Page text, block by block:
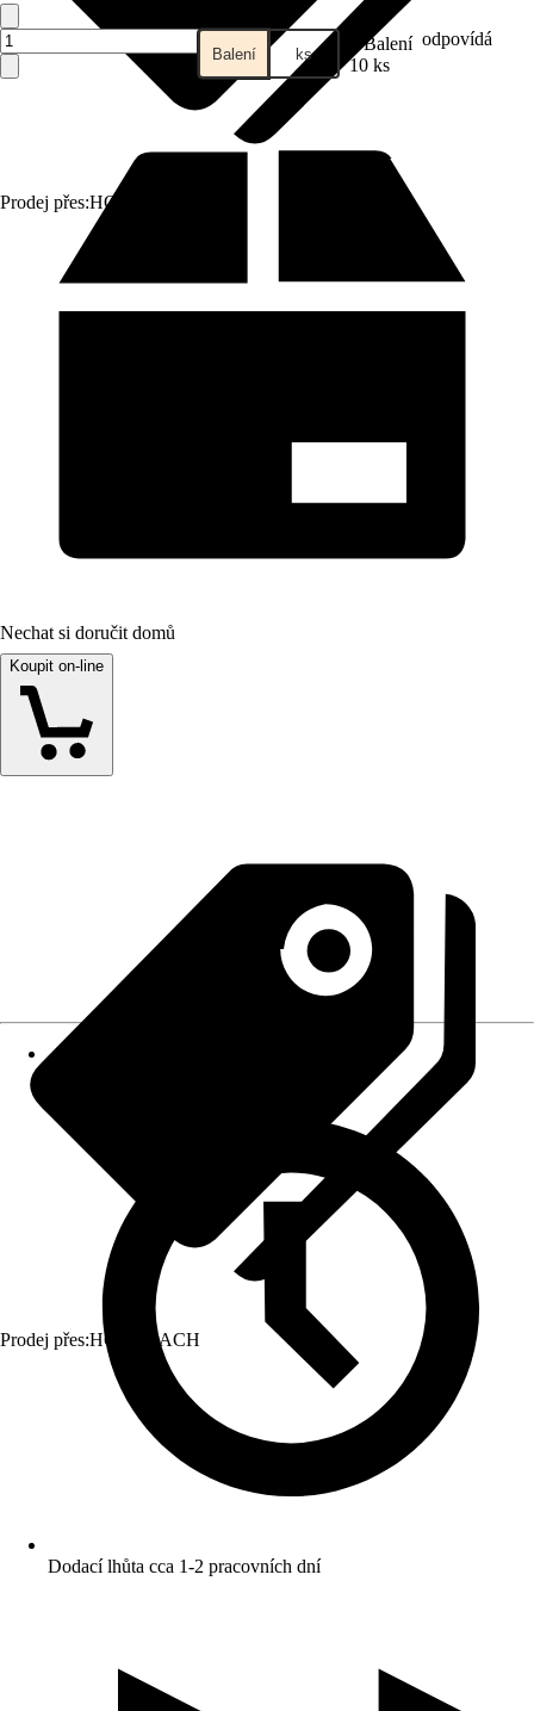
Prodej přes:HORNBACH
Balení ks 1 Balení odpovídá
10 ks
Nechat si doručit domů
Koupit on-line
Prodej přes:HORNBACH
Dodací lhůta cca 1-2 pracovních dní